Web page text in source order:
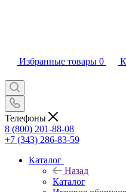
Избранные товары 0
Телефоны
8 (800) 201-88-08
+7 (343) 286-83-59
Каталог
Назад
Каталог